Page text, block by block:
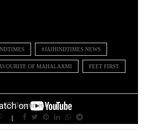
#JAIHINDTIMES NEWS
OF MAHALAXMI FEET FIRST
0 comment